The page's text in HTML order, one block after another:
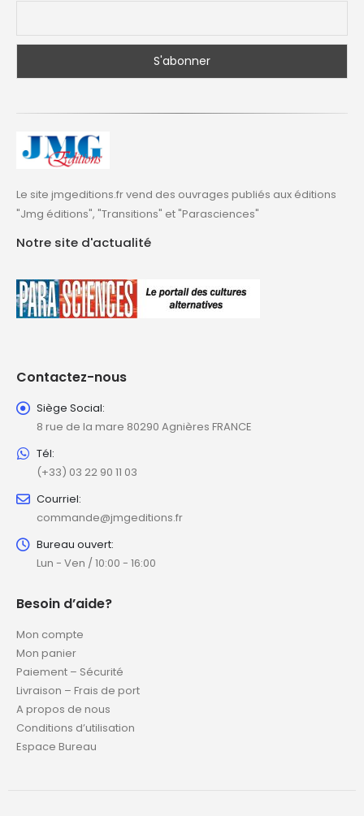
Le site jmgeditions.fr vend des ouvrages publiés aux éditions
"Jmg éditions", "Transitions" et "Parasciences"
Notre site d'actualité
Contactez-nous
Siège Social:
8 rue de la mare 80290 Agnières FRANCE
Tél:
(+33) 03 22 90 11 03
Courriel:
commande@jmgeditions.fr
Bureau ouvert:
Lun - Ven / 10:00 - 16:00
Besoin d’aide?
Mon compte
Mon panier
Paiement – Sécurité
Livraison – Frais de port
A propos de nous
Conditions d’utilisation
Espace Bureau